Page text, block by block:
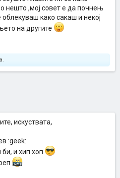
нешто ,мој совет е да почнењ
како сакаш и некој
на другите
искуствата,
:geek:
и хип хоп